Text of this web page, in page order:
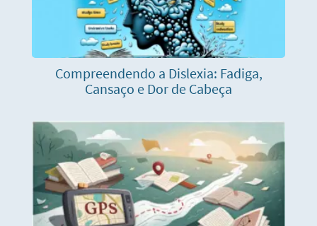
Compreendendo a Dislexia: Fadiga,
Cansaço e Dor de Cabeça